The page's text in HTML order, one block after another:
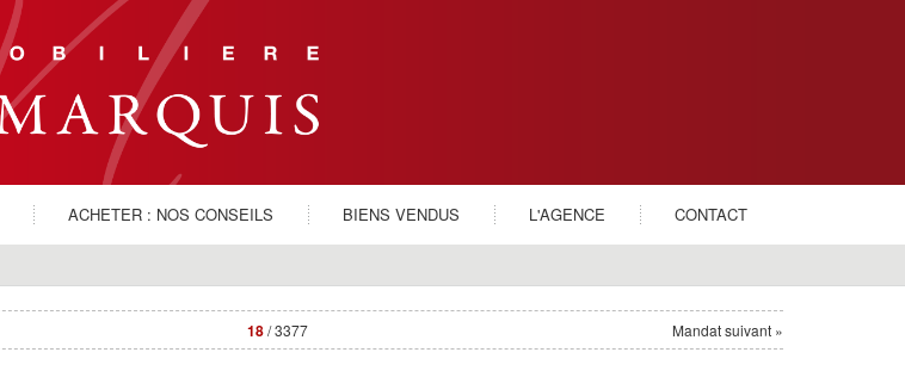
ACHETER : NOS CONSEILS BIENS VENDUS L'AGENCE CONTACT
18/ 3377 Mandat suivant »